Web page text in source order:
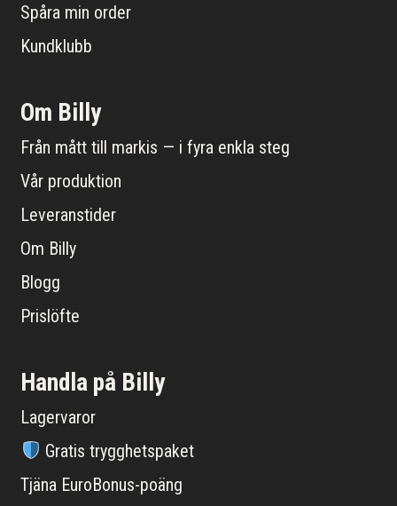
Spåra min order
Kundklubb
Om Billy
Från mått till markis — i fyra enkla steg
Vår produktion
Leveranstider
Om Billy
Blogg
Prislöfte
Handla på Billy
Lagervaror
Gratis trygghetspaket
Tjäna EuroBonus-poäng